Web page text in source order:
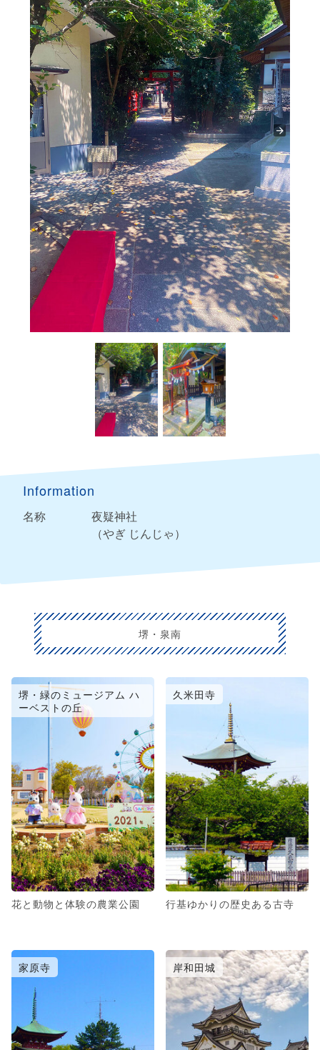
Information
名称
夜疑神社
（やぎ じんじゃ）
堺・泉南
堺・緑のミュージアム ハ
ーベストの丘
花と動物と体験の農業公園
久米田寺
行基ゆかりの歴史ある古寺
家原寺 岸和田城